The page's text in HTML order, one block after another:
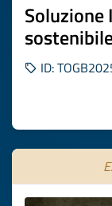
Soluzione
ID: